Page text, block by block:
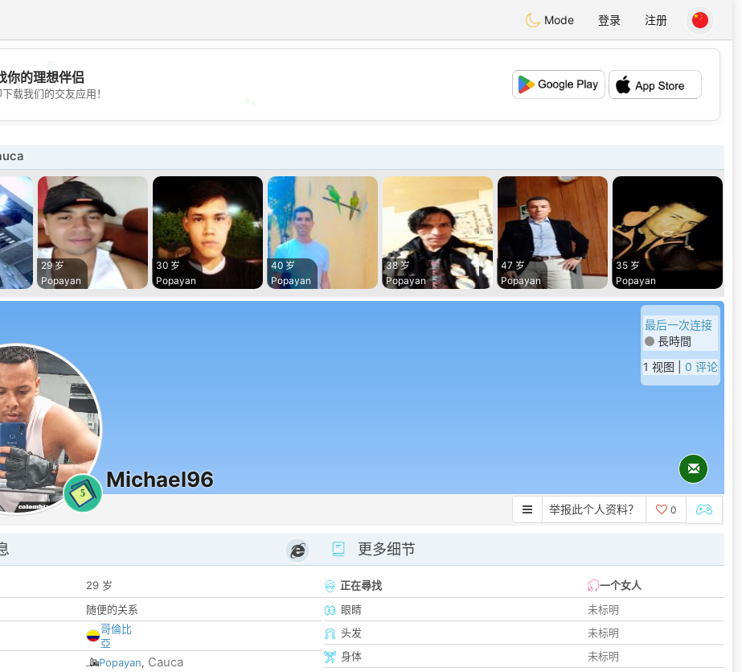
Mode 登录 注册
💕
你的理想伴侣
载我们的交友应用！
29 岁
Popayan
30 岁
Popayan
40 岁
Popayan
38 岁
Popayan
47 岁
Popayan
35 岁
Popayan
5
Michael96
最后一次连接
長時間
1 视图 | 0 评论
举报此个人资料？ 0
29 岁
随便的关系
哥倫比
亞
Popayan, Cauca
更多细节
正在尋找
一个女人
眼睛
未标明
头发
未标明
身体
未标明